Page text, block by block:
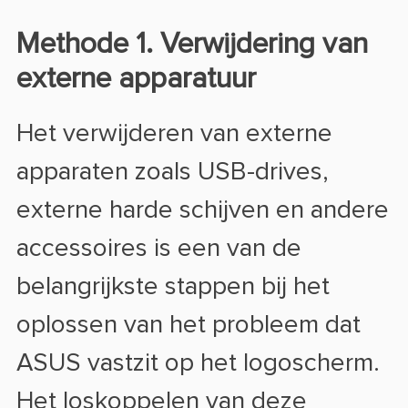
Methode 1. Verwijdering van
externe apparatuur
Het verwijderen van externe
apparaten zoals USB-drives,
externe harde schijven en andere
accessoires is een van de
belangrijkste stappen bij het
oplossen van het probleem dat
ASUS vastzit op het logoscherm.
Het loskoppelen van deze